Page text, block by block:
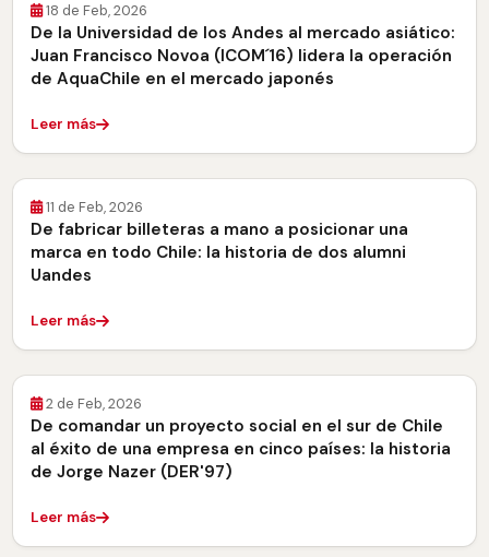
18 de Feb, 2026
De la Universidad de los Andes al mercado asiático:
Juan Francisco Novoa (ICOM´16) lidera la operación
de AquaChile en el mercado japonés
Leer más
11 de Feb, 2026
De fabricar billeteras a mano a posicionar una
marca en todo Chile: la historia de dos alumni
Uandes
Leer más
2 de Feb, 2026
De comandar un proyecto social en el sur de Chile
al éxito de una empresa en cinco países: la historia
de Jorge Nazer (DER'97)
Leer más